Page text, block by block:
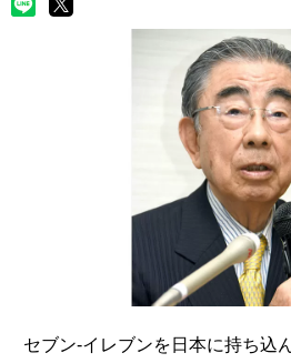
セブン-イレブンを日本に持ち込